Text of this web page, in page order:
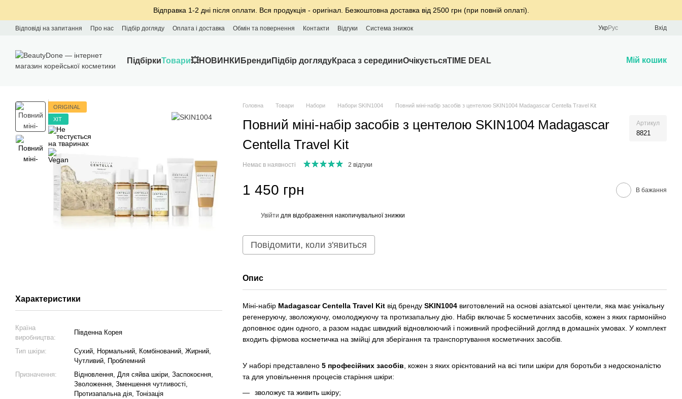
Відправка 1-2 дні після оплати. Вся продукція - оригінал. Безкоштовна доставка від 2500 грн (при повній оплаті).
Відповіді на запитання Про нас Підбір догляду Оплата і доставка Обмін та повернення Контакти Відгуки Система знижок УкрРус Вхід
ПідбіркиТовари💥НОВИНКИ Бренди Підбір доглядуКраса з серединиОчікуєтьсяTIME DEAL Мій кошик
ORIGINAL
ХІТ
Характеристики
Країна
виробництва:
Південна Корея
Тип шкіри:
Сухий, Нормальний, Комбінований, Жирний,
Чутливий, Проблемний
Призначення:
Відновлення, Для сяйва шкіри, Заспокоєння,
Зволоження, Зменшення чутливості,
Протизапальна дія, Тонізація
Головна Товари Набори Набори SKIN1004 Повний міні-набір засобів з центелою SKIN1004 Madagascar Centella Travel Kit
Повний міні-набір засобів з центелою SKIN1004 Madagascar
Centella Travel Kit
Артикул
8821
Немає в наявності 2 відгуки
1 450 грн В бажання
Увійти для відображення накопичувальної знижки
Повідомити, коли з'явиться
Опис
Міні-набір Madagascar Centella Travel Kit від бренду SKIN1004 виготовлений на основі азіатської центели, яка має унікальну
регенеруючу, зволожуючу, омолоджуючу та протизапальну дію. Набір включає 5 косметичних засобів, кожен з яких гармонійно
доповнює один одного, а разом надає швидкий відновлюючий і поживний професійний догляд в домашніх умовах. У комплект
входить фірмова косметичка на змійці для зберігання та транспортування косметичних засобів.
У наборі представлено 5 професійних засобів, кожен з яких орієнтований на всі типи шкіри для боротьби з недосконалістю
та для уповільнення процесів старіння шкіри:
зволожує та живить шкіру;